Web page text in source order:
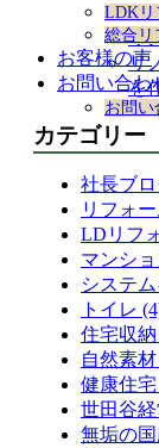
LDKリ
総合リ
お客様の声
お問い合わ
お問い
シ
リ
リ
を
カテゴリー
社長ブロ
リフォ
LDリフ
マンシ
システ
トイレ
住宅収納
自然素材
健康住宅
世田谷
無垢の